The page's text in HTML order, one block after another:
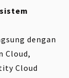
dengan
Cloud,
Cloud